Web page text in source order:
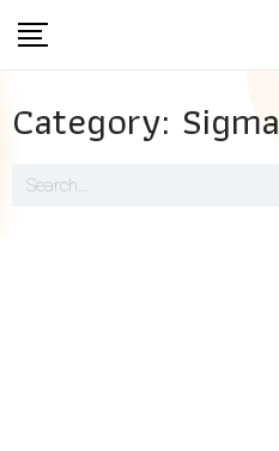
Category: Sigma